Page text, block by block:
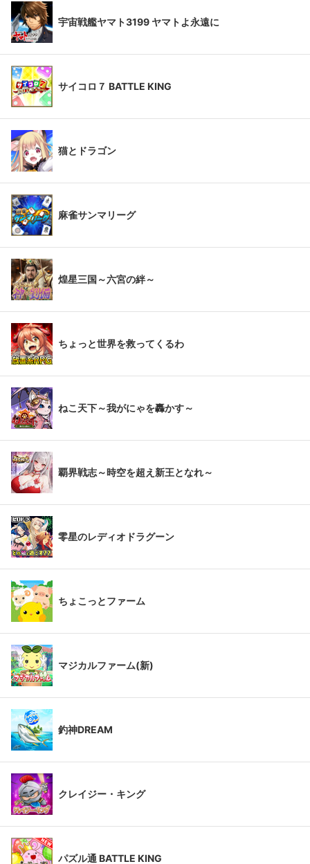
宇宙戦艦ヤマト3199 ヤマトよ永遠に
サイコロ７ BATTLE KING
猫とドラゴン
麻雀サンマリーグ
煌星三国～六宮の絆～
ちょっと世界を救ってくるわ
ねこ天下～我がにゃを轟かす～
覇界戦志～時空を超え新王となれ～
零星のレディオドラグーン
ちょこっとファーム
マジカルファーム(新)
釣神DREAM
クレイジー・キング
パズル通 BATTLE KING